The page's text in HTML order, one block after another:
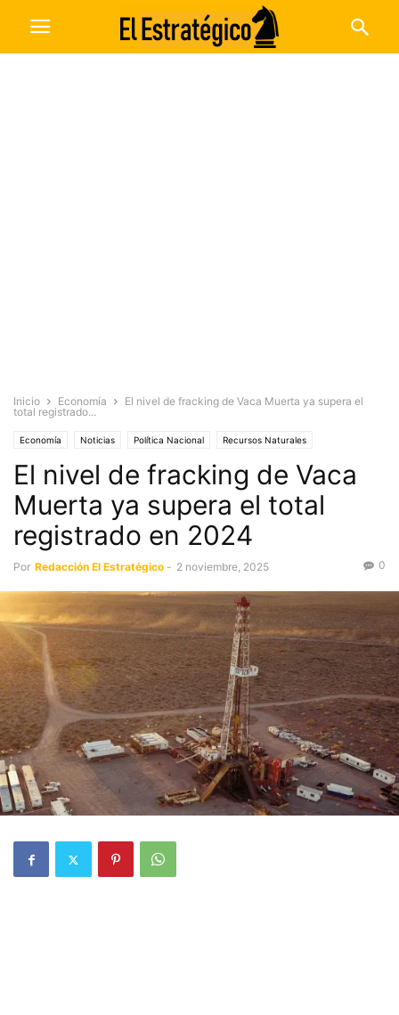
Inicio Economía
El nivel de fracking de Vaca Muerta ya supera el
total registrado...
Economía Noticias Política Nacional Recursos Naturales
El nivel de fracking de Vaca
Muerta ya supera el total
registrado en 2024
Por Redacción El Estratégico - 2 noviembre, 2025 0